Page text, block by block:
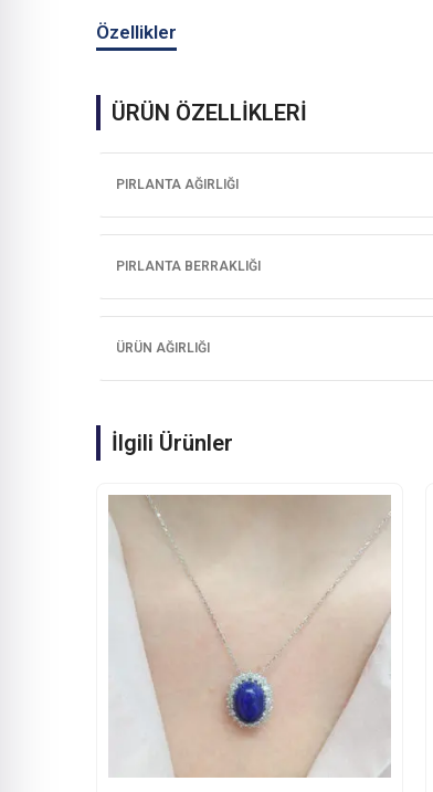
Özellikler
ÜRÜN ÖZELLİKLERİ
PIRLANTA AĞIRLIĞI
PIRLANTA BERRAKLIĞI
ÜRÜN AĞIRLIĞI
İlgili Ürünler